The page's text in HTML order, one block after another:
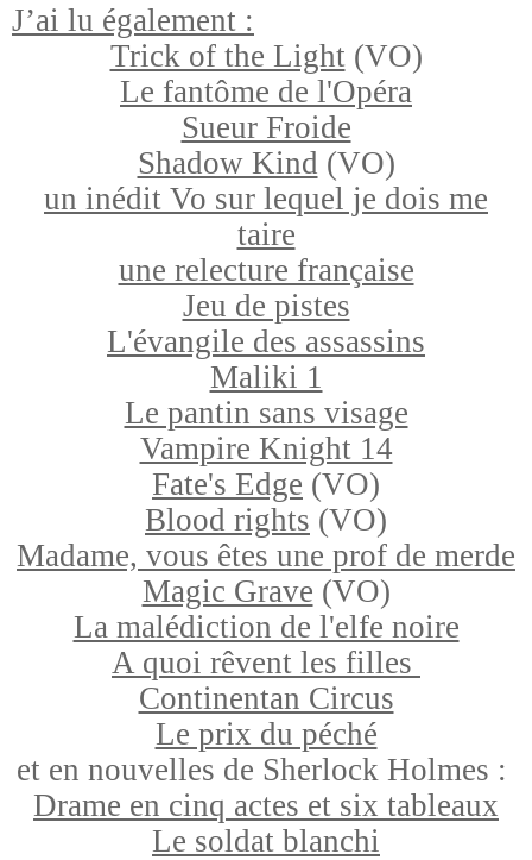
J’ai lu également :
Trick of the Light(VO)
Le fantôme de l'Opéra
Sueur Froide
Shadow Kind (VO)
un inédit Vo sur lequel je dois me
taire
une relecture française
Jeu de pistes
L'évangile des assassins
Maliki 1
Le pantin sans visage
Vampire Knight 14
Fate's Edge (VO)
Blood rights (VO)
Madame, vous êtes une prof de merde
Magic Grave (VO)
La malédiction de l'elfe noire
A quoi rêvent les filles
Continentan Circus
Le prix du péché
et en nouvelles de Sherlock Holmes :
Drame en cinq actes et six tableaux
Le soldat blanchi